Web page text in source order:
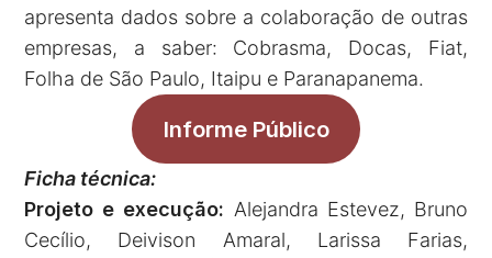
apresenta dados sobre a colaboração de outras
empresas, a saber: Cobrasma, Docas, Fiat,
Folha de São Paulo, Itaipu e Paranapanema.
Informe Público
Ficha técnica:
Projeto e execução: Alejandra Estevez, Bruno
Cecílio, Deivison Amaral, Larissa Farias,